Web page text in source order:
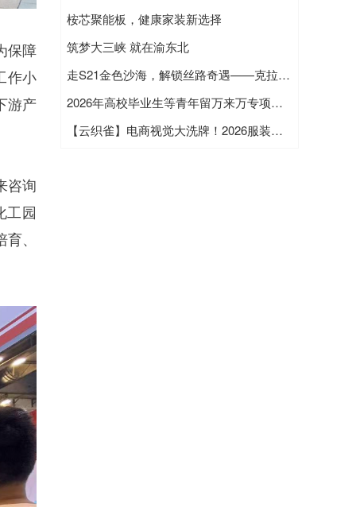
保障
作小
游产
咨询
工园
、
桉芯聚能板，健康家装新选择
筑梦大三峡 就在渝东北
走S21金色沙海，解锁丝路奇遇——克拉美丽沙漠公园5月1日盛大开园！沉浸式主题游园活动等你来闯！
2026年高校毕业生等青年留万来万专项行动“三峡青年人才夜市”招聘会（第二期）在长江之星圆满举办
【云织雀】电商视觉大洗牌！2026服装行业新趋势：不会用AI的商家，正在被悄悄淘汰